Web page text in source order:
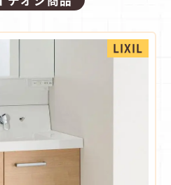
LIXIL